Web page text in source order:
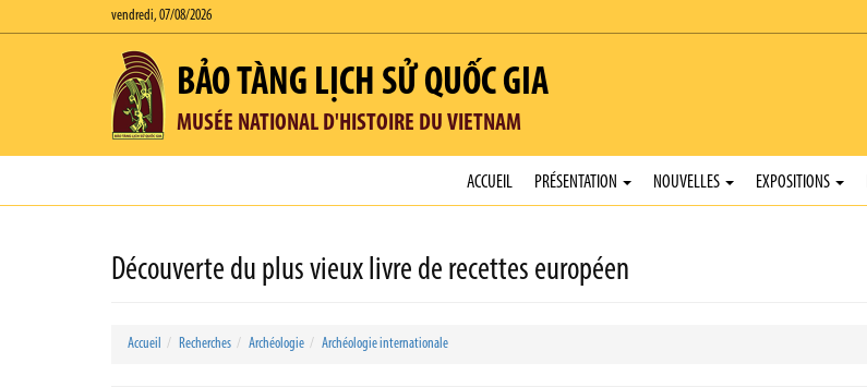
vendredi, 07/08/2026
BẢO TÀNG LỊCH SỬ QUỐC GIA
MUSÉE NATIONAL D'HISTOIRE DU VIETNAM
ACCUEIL PRÉSENTATION NOUVELLES EXPOSITIONS
Découverte du plus vieux livre de recettes européen
Accueil Recherches Archéologie Archéologie internationale